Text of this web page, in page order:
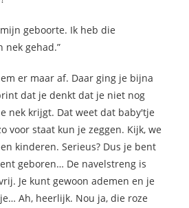
geboorte. Ik heb die
nek gehad.”
er maar af. Daar ging je bijna
dat je denkt dat je niet nog
nek krijgt. Dat weet dat baby'tje
voor staat kun je zeggen. Kijk, we
kinderen. Serieus? Dus je bent
geboren… De navelstreng is
Je kunt gewoon ademen en je
Ah, heerlijk. Nou ja, die roze